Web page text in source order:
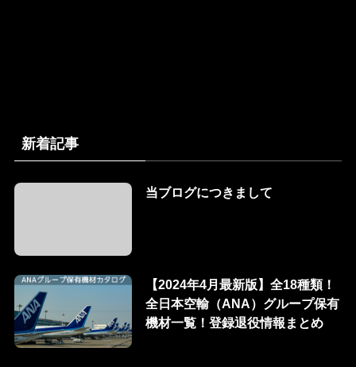
新着記事
当ブログにつきまして
【2024年4月最新版】全18種類！
全日本空輸（ANA）グループ保有
機材一覧！登録退役情報まとめ